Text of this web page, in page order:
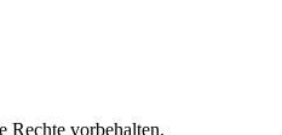
vorbehalten.